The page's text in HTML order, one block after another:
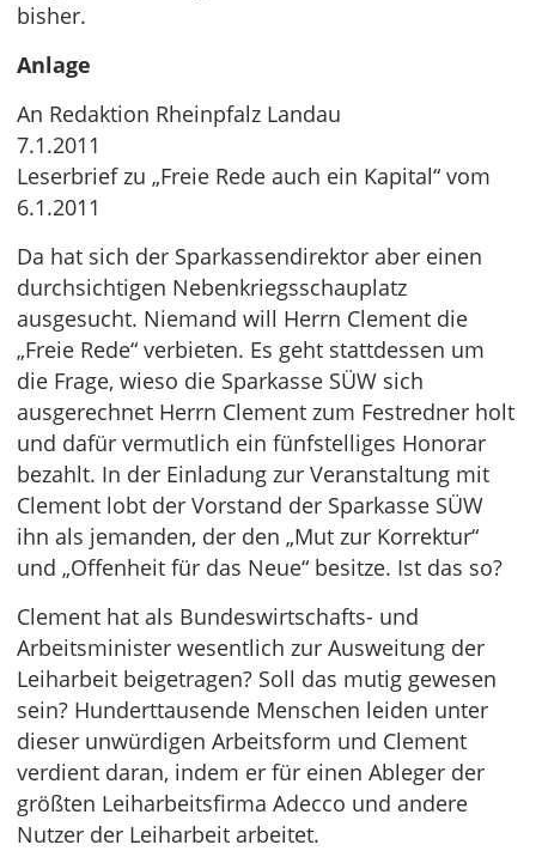
bisher.
Anlage
An Redaktion Rheinpfalz Landau
7.1.2011
Leserbrief zu „Freie Rede auch ein Kapital“ vom
6.1.2011
Da hat sich der Sparkassendirektor aber einen
durchsichtigen Nebenkriegsschauplatz
ausgesucht. Niemand will Herrn Clement die
„Freie Rede“ verbieten. Es geht stattdessen um
die Frage, wieso die Sparkasse SÜW sich
ausgerechnet Herrn Clement zum Festredner holt
und dafür vermutlich ein fünfstelliges Honorar
bezahlt. In der Einladung zur Veranstaltung mit
Clement lobt der Vorstand der Sparkasse SÜW
ihn als jemanden, der den „Mut zur Korrektur“
und „Offenheit für das Neue“ besitze. Ist das so?
Clement hat als Bundeswirtschafts- und
Arbeitsminister wesentlich zur Ausweitung der
Leiharbeit beigetragen? Soll das mutig gewesen
sein? Hunderttausende Menschen leiden unter
dieser unwürdigen Arbeitsform und Clement
verdient daran, indem er für einen Ableger der
größten Leiharbeitsfirma Adecco und andere
Nutzer der Leiharbeit arbeitet.